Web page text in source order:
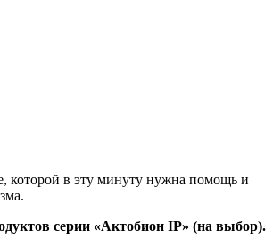
которой в эту минуту нужна помощь и
серии «Актобион IP» (на выбор).